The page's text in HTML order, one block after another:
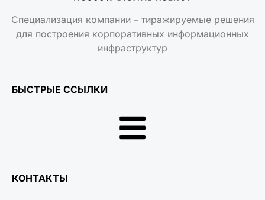
Специализация компании – тиражируемые решения
для построения корпоративных информационных
инфраструктур
БЫСТРЫЕ ССЫЛКИ
КОНТАКТЫ